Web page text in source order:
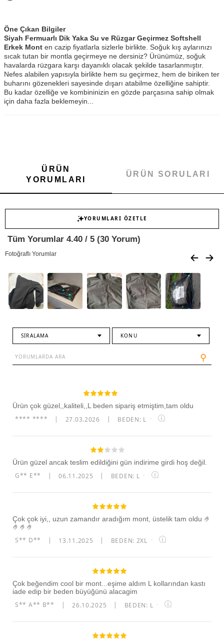
Öne Çıkan Bilgiler
Siyah Fermuarlı Dik Yaka Su ve Rüzgar Geçirmez Softshell
Erkek Mont en cazip fiyatlarla sizlerle birlikte. Soğuk kış aylarınızı
sıcak tutan bir montla geçirmeye ne dersiniz? Ürünümüz, soğuk
havalarda rüzgara karşı dayanıklı olacak şekilde tasarlanmıştır.
Nefes alabilen yapısıyla birlikte hem su geçirmez, hem de biriken ter
buharını gözenekleri sayesinde dışarı atabilme özelliğine sahiptir.
Bu kadar özelliğe ve kombininizin en gözde parçasına sahip olmak
için daha fazla beklemeyin...
ÜRÜN
YORUMLARI
ÜRÜN SORULARI
YORUMLARI ÖZETLE
Tüm Yorumlar 4.40 / 5 (30 Yorum)
Fotoğraflı Yorumlar
SIRALAMA KONU
⚲
Ürün çok güzel,,kaliteli,,L beden sipariş etmiştim,tam oldu
**** **** 27.03.2026 BEDEN: L ·
Ürün güzel ancak teslim edildiğini gün indirime girdi hoş değil.
G** E** 06.11.2025 BEDEN: L ·
Çok çok iyi,, uzun zamandır aradığım mont, üstelik tam oldu 🤌
🤌🤌🤌
S** D** 13.11.2025 BEDEN: 2XL ·
Çok beğendim cool bir mont...eşime aldım L kollarından kastı
iade edip bir beden büyüğünü alacagim
S** A** B** 26.10.2025 BEDEN: L ·